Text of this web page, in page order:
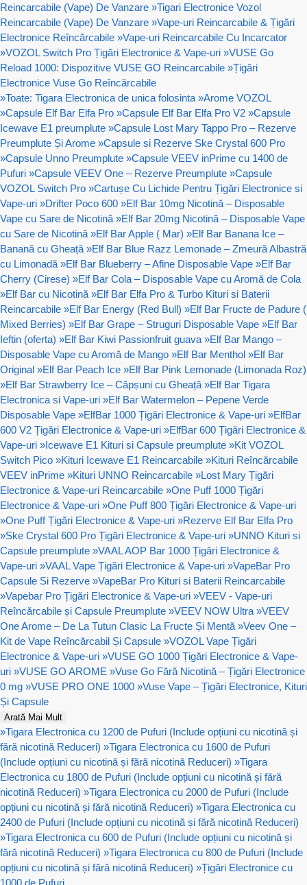
Reincarcabile (Vape) De Vanzare »Tigari Electronice Vozol
Reincarcabile (Vape) De Vanzare »Vape-uri Reincarcabile & Țigări
Electronice Reîncărcabile »Vape-uri Reincarcabile Cu Incarcator
»VOZOL Switch Pro Țigări Electronice & Vape-uri »VUSE Go
Reload 1000: Dispozitive VUSE GO Reincarcabile »Țigări
Electronice Vuse Go Reîncărcabile
»Toate: Tigara Electronica de unica folosinta »Arome VOZOL
»Capsule Elf Bar Elfa Pro »Capsule Elf Bar Elfa Pro V2 »Capsule
Icewave E1 preumplute »Capsule Lost Mary Tappo Pro – Rezerve
Preumplute Și Arome »Capsule si Rezerve Ske Crystal 600 Pro
»Capsule Unno Preumplute »Capsule VEEV inPrime cu 1400 de
Pufuri »Capsule VEEV One – Rezerve Preumplute »Capsule
VOZOL Switch Pro »Cartușe Cu Lichide Pentru Țigări Electronice si
Vape-uri »Drifter Poco 600 »Elf Bar 10mg Nicotină – Disposable
Vape cu Sare de Nicotină »Elf Bar 20mg Nicotină – Disposable Vape
cu Sare de Nicotină »Elf Bar Apple ( Mar) »Elf Bar Banana Ice –
Banană cu Gheață »Elf Bar Blue Razz Lemonade – Zmeură Albastră
cu Limonadă »Elf Bar Blueberry – Afine Disposable Vape »Elf Bar
Cherry (Cirese) »Elf Bar Cola – Disposable Vape cu Aromă de Cola
»Elf Bar cu Nicotină »Elf Bar Elfa Pro & Turbo Kituri si Baterii
Reincarcabile »Elf Bar Energy (Red Bull) »Elf Bar Fructe de Padure (
Mixed Berries) »Elf Bar Grape – Struguri Disposable Vape »Elf Bar
Ieftin (oferta) »Elf Bar Kiwi Passionfruit guava »Elf Bar Mango –
Disposable Vape cu Aromă de Mango »Elf Bar Menthol »Elf Bar
Original »Elf Bar Peach Ice »Elf Bar Pink Lemonade (Limonada Roz)
»Elf Bar Strawberry Ice – Căpșuni cu Gheață »Elf Bar Tigara
Electronica si Vape-uri »Elf Bar Watermelon – Pepene Verde
Disposable Vape »ElfBar 1000 Țigări Electronice & Vape-uri »ElfBar
600 V2 Țigări Electronice & Vape-uri »ElfBar 600 Țigări Electronice &
Vape-uri »Icewave E1 Kituri si Capsule preumplute »Kit VOZOL
Switch Pico »Kituri Icewave E1 Reincarcabile »Kituri Reîncărcabile
VEEV inPrime »Kituri UNNO Reincarcabile »Lost Mary Țigări
Electronice & Vape-uri Reincarcabile »One Puff 1000 Țigări
Electronice & Vape-uri »One Puff 800 Țigări Electronice & Vape-uri
»One Puff Țigări Electronice & Vape-uri »Rezerve Elf Bar Elfa Pro
»Ske Crystal 600 Pro Țigări Electronice & Vape-uri »UNNO Kituri si
Capsule preumplute »VAAL AOP Bar 1000 Țigări Electronice &
Vape-uri »VAAL Vape Țigări Electronice & Vape-uri »VapeBar Pro
Capsule Si Rezerve »VapeBar Pro Kituri si Baterii Reincarcabile
»Vapebar Pro Țigări Electronice & Vape-uri »VEEV - Vape-uri
Reîncărcabile și Capsule Preumplute »VEEV NOW Ultra »VEEV
One Arome – De La Tutun Clasic La Fructe Și Mentă »Veev One –
Kit de Vape Reîncărcabil Și Capsule »VOZOL Vape Țigări
Electronice & Vape-uri »VUSE GO 1000 Țigări Electronice & Vape-
uri »VUSE GO AROME »Vuse Go Fără Nicotină – Țigări Electronice
0 mg »VUSE PRO ONE 1000 »Vuse Vape – Țigări Electronice, Kituri
Și Capsule
Arată Mai Mult
»Tigara Electronica cu 1200 de Pufuri (Include opțiuni cu nicotină și
fără nicotină Reduceri) »Tigara Electronica cu 1600 de Pufuri
(Include opțiuni cu nicotină și fără nicotină Reduceri) »Tigara
Electronica cu 1800 de Pufuri (Include opțiuni cu nicotină și fără
nicotină Reduceri) »Tigara Electronica cu 2000 de Pufuri (Include
opțiuni cu nicotină și fără nicotină Reduceri) »Tigara Electronica cu
2400 de Pufuri (Include opțiuni cu nicotină și fără nicotină Reduceri)
»Tigara Electronica cu 600 de Pufuri (Include opțiuni cu nicotină și
fără nicotină Reduceri) »Tigara Electronica cu 800 de Pufuri (Include
opțiuni cu nicotină și fără nicotină Reduceri) »Țigări Electronice cu
1000 de Pufuri